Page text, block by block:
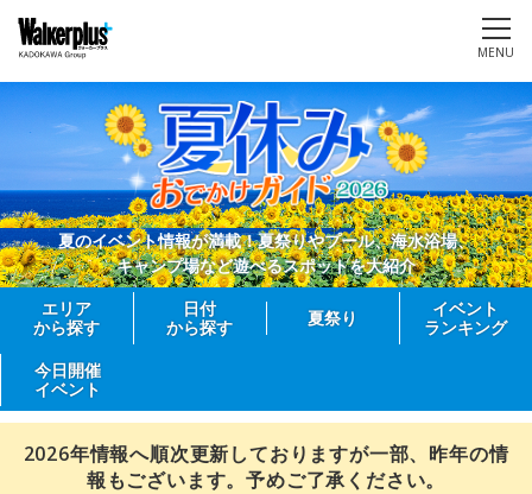
MENU
夏のイベント情報が満載！夏祭りやプール、海水浴場、
キャンプ場など遊べるスポットを大紹介
エリア
から探す
日付
から探す
夏祭り
イベント
ランキング
今日開催
イベント
2026年情報へ順次更新しておりますが一部、昨年の情
報もございます。予めご了承ください。